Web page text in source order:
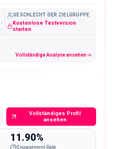
-
GESCHLECHT DER ZIELGRUPPE
Kostenlose Testversion
starten
Vollständige Analyse ansehen
Vollständiges Profil
ansehen
11.90%
Engagement-Rate